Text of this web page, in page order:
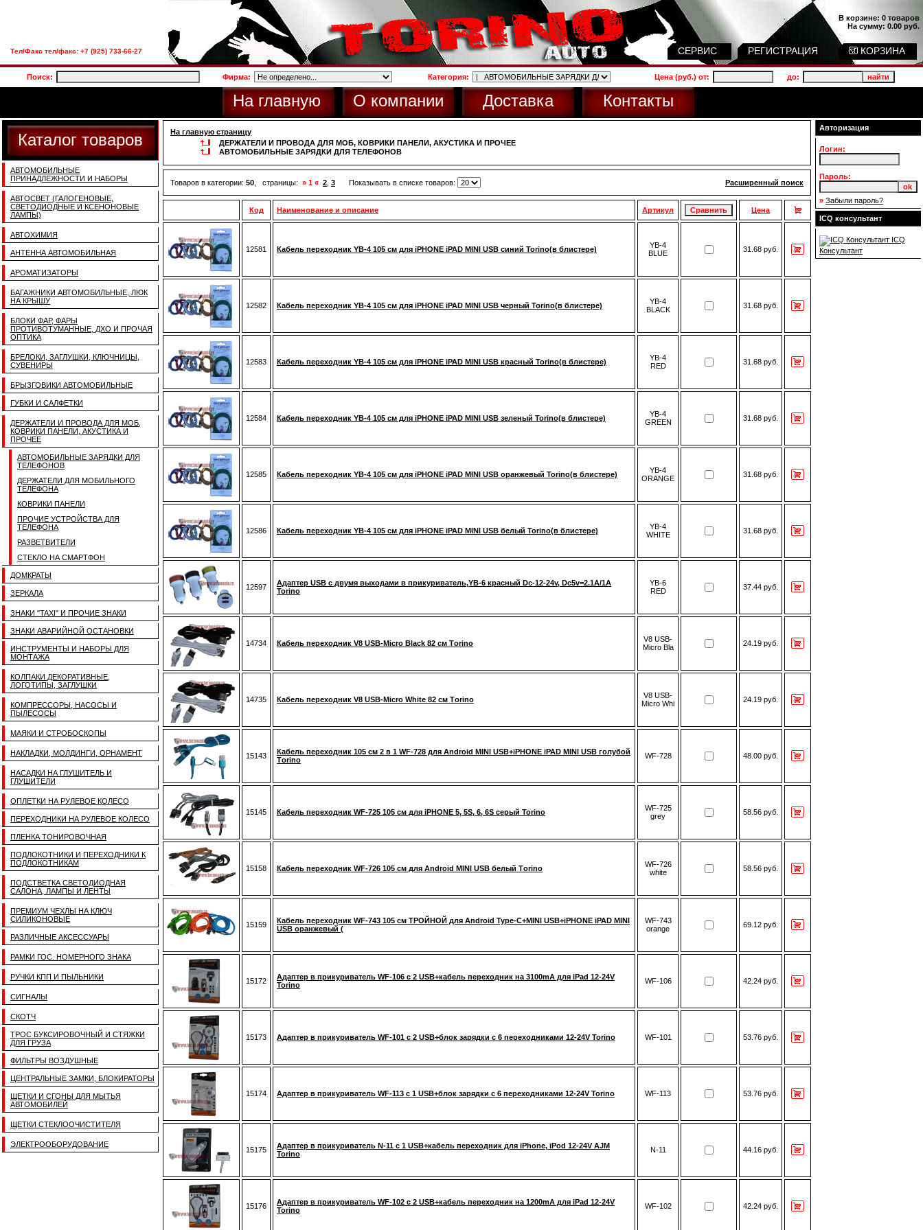
В корзине: 0 товаров
На сумму: 0.00 руб.
Тел/Факс тел/факс: +7 (925) 733-66-27 СЕРВИС РЕГИСТРАЦИЯ КОРЗИНА
Поиск: Фирма: Категория: Цена (руб.) от: до:
На главную О компании Доставка Контакты
Каталог товаров
АВТОМОБИЛЬНЫЕ
ПРИНАДЛЕЖНОСТИ И НАБОРЫ
АВТОСВЕТ (ГАЛОГЕНОВЫЕ,
СВЕТОДИОДНЫЕ И КСЕНОНОВЫЕ
ЛАМПЫ)
АВТОХИМИЯ
АНТЕННА АВТОМОБИЛЬНАЯ
АРОМАТИЗАТОРЫ
БАГАЖНИКИ АВТОМОБИЛЬНЫЕ, ЛЮК
НА КРЫШУ
БЛОКИ ФАР, ФАРЫ
ПРОТИВОТУМАННЫЕ, ДХО И ПРОЧАЯ
ОПТИКА
БРЕЛОКИ, ЗАГЛУШКИ, КЛЮЧНИЦЫ,
СУВЕНИРЫ
БРЫЗГОВИКИ АВТОМОБИЛЬНЫЕ
ГУБКИ И САЛФЕТКИ
ДЕРЖАТЕЛИ И ПРОВОДА ДЛЯ МОБ,
КОВРИКИ ПАНЕЛИ, АКУСТИКА И
ПРОЧЕЕ
АВТОМОБИЛЬНЫЕ ЗАРЯДКИ ДЛЯ
ТЕЛЕФОНОВ
ДЕРЖАТЕЛИ ДЛЯ МОБИЛЬНОГО
ТЕЛЕФОНА
КОВРИКИ ПАНЕЛИ
ПРОЧИЕ УСТРОЙСТВА ДЛЯ
ТЕЛЕФОНА
РАЗВЕТВИТЕЛИ
СТЕКЛО НА СМАРТФОН
ДОМКРАТЫ
ЗЕРКАЛА
ЗНАКИ "TAXI" И ПРОЧИЕ ЗНАКИ
ЗНАКИ АВАРИЙНОЙ ОСТАНОВКИ
ИНСТРУМЕНТЫ И НАБОРЫ ДЛЯ
МОНТАЖА
КОЛПАКИ ДЕКОРАТИВНЫЕ,
ЛОГОТИПЫ, ЗАГЛУШКИ
КОМПРЕССОРЫ, НАСОСЫ И
ПЫЛЕСОСЫ
МАЯКИ И СТРОБОСКОПЫ
НАКЛАДКИ, МОЛДИНГИ, ОРНАМЕНТ
НАСАДКИ НА ГЛУШИТЕЛЬ И
ГЛУШИТЕЛИ
ОПЛЕТКИ НА РУЛЕВОЕ КОЛЕСО
ПЕРЕХОДНИКИ НА РУЛЕВОЕ КОЛЕСО
ПЛЕНКА ТОНИРОВОЧНАЯ
ПОДЛОКОТНИКИ И ПЕРЕХОДНИКИ К
ПОДЛОКОТНИКАМ
ПОДСТВЕТКА СВЕТОДИОДНАЯ
САЛОНА, ЛАМПЫ И ЛЕНТЫ
ПРЕМИУМ ЧЕХЛЫ НА КЛЮЧ
СИЛИКОНОВЫЕ
РАЗЛИЧНЫЕ АКСЕССУАРЫ
РАМКИ ГОС. НОМЕРНОГО ЗНАКА
РУЧКИ КПП И ПЫЛЬНИКИ
СИГНАЛЫ
СКОТЧ
ТРОС БУКСИРОВОЧНЫЙ И СТЯЖКИ
ДЛЯ ГРУЗА
ФИЛЬТРЫ ВОЗДУШНЫЕ
ЦЕНТРАЛЬНЫЕ ЗАМКИ, БЛОКИРАТОРЫ
ЩЕТКИ И СГОНЫ ДЛЯ МЫТЬЯ
АВТОМОБИЛЕЙ
ЩЕТКИ СТЕКЛООЧИСТИТЕЛЯ
ЭЛЕКТРООБОРУДОВАНИЕ
На главную страницу
ДЕРЖАТЕЛИ И ПРОВОДА ДЛЯ МОБ, КОВРИКИ ПАНЕЛИ, АКУСТИКА И ПРОЧЕЕ
АВТОМОБИЛЬНЫЕ ЗАРЯДКИ ДЛЯ ТЕЛЕФОНОВ
Товаров в категории: 50 , страницы: » 1 « 2 3 Показывать в списке товаров: Расширенный поиск
Код Наименование и описание Артикул Цена
12581 Кабель переходник YB-4 105 см для iPHONE iPAD MINI USB синий Torino(в блистере)
YB-4
BLUE
31.68 руб.
12582 Кабель переходник YB-4 105 см для iPHONE iPAD MINI USB черный Torino(в блистере)
YB-4
BLACK
31.68 руб.
12583 Кабель переходник YB-4 105 см для iPHONE iPAD MINI USB красный Torino(в блистере)
YB-4
RED
31.68 руб.
12584 Кабель переходник YB-4 105 см для iPHONE iPAD MINI USB зеленый Torino(в блистере)
YB-4
GREEN
31.68 руб.
12585 Кабель переходник YB-4 105 см для iPHONE iPAD MINI USB оранжевый Torino(в блистере)
YB-4
ORANGE
31.68 руб.
12586 Кабель переходник YB-4 105 см для iPHONE iPAD MINI USB белый Torino(в блистере)
YB-4
WHITE
31.68 руб.
12597
Адаптер USB с двумя выходами в прикуриватель,YB-6 красный Dc-12-24v, Dc5v=2.1A/1A
Torino
YB-6
RED
37.44 руб.
14734 Кабель переходник V8 USB-Micro Black 82 см Тorino
V8 USB-
Micro Bla
24.19 руб.
14735 Кабель переходник V8 USB-Micro White 82 см Тorino
V8 USB-
Micro Whi
24.19 руб.
15143
Кабель переходник 105 см 2 в 1 WF-728 для Android MINI USB+iPHONE iPAD MINI USB голубой
Тorino
WF-728 48.00 руб.
15145 Кабель переходник WF-725 105 см для iPHONE 5, 5S, 6, 6S серый Torino
WF-725
grey
58.56 руб.
15158 Кабель переходник WF-726 105 см для Android MINI USB белый Тorino
WF-726
white
58.56 руб.
15159
Кабель переходник WF-743 105 см ТРОЙНОЙ для Android Type-C+MINI USB+iPHONE iPAD MINI
USB оранжевый (
WF-743
orange
69.12 руб.
15172
Адаптер в прикуриватель WF-106 с 2 USB+кабель переходник на 3100mA для iPad 12-24V
Torino
WF-106 42.24 руб.
15173 Адаптер в прикуриватель WF-101 с 2 USB+блок зарядки с 6 переходниками 12-24V Torino WF-101 53.76 руб.
15174 Адаптер в прикуриватель WF-113 с 1 USB+блок зарядки с 6 переходниками 12-24V Torino WF-113 53.76 руб.
15175
Адаптер в прикуриватель N-11 с 1 USB+кабель переходник для iPhone, iPоd 12-24V AJM
Torino
N-11 44.16 руб.
15176
Адаптер в прикуриватель WF-102 с 2 USB+кабель переходник на 1200mA для iPad 12-24V
Torino
WF-102 42.24 руб.
Авторизация
Логин:
Пароль:
» Забыли пароль?
ICQ консультант
ICQ
Консультант